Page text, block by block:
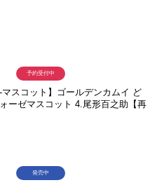
-マスコット】ゴールデンカムイ ど
ーゼマスコット 4.尾形百之助【再
予約受付中
発売中